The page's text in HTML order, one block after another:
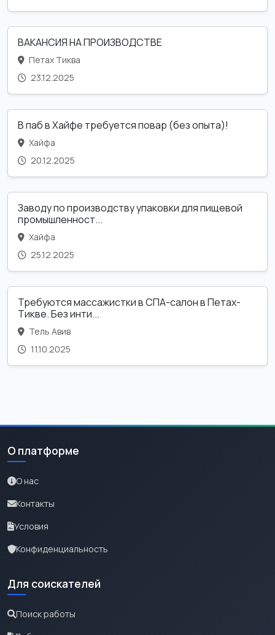
ВАКАНСИЯ НА ПРОИЗВОДСТВЕ
Петах Тиква
23.12.2025
В паб в Хайфе требуется повар (без опыта)!
Хайфа
20.12.2025
Заводу по производству упаковки для пищевой
промышленност...
Хайфа
25.12.2025
Требуются массажистки в СПА-салон в Петах-
Тикве. Без инти...
Тель Авив
11.10.2025
О платформе
О нас
Контакты
Условия
Конфиденциальность
Для соискателей
Поиск работы